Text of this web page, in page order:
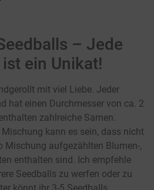
– Jede
ein Unikat!
mit viel Liebe. Jeder
hat einen Durchmesser von ca. 2
zahlreiche Samen.
kann es sein, dass nicht
Mischung aufgezählten Blumen-,
enthalten sind. Ich empfehle
Seedballs zu werfen oder zu